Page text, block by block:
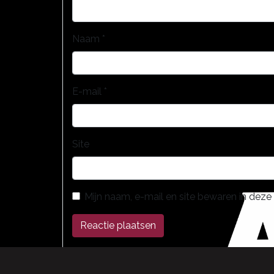
Naam *
E-mail *
Site
Mijn naam, e-mail en site bewaren in